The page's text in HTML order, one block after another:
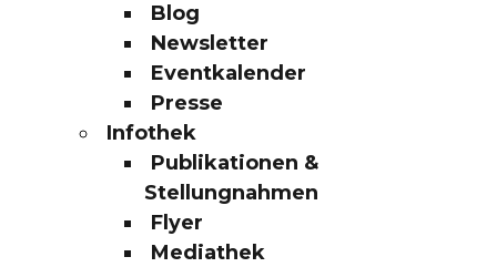
Blog
Newsletter
Eventkalender
Presse
Infothek
Publikationen &
Stellungnahmen
Flyer
Mediathek